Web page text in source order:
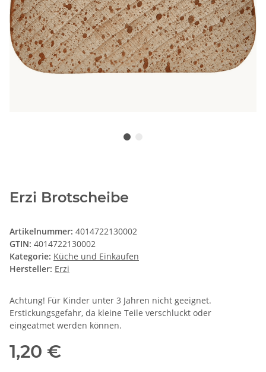
Erzi Brotscheibe
Artikelnummer: 4014722130002
GTIN: 4014722130002
Kategorie: Küche und Einkaufen
Hersteller: Erzi
Achtung! Für Kinder unter 3 Jahren nicht geeignet.
Erstickungsgefahr, da kleine Teile verschluckt oder
eingeatmet werden können.
1,20 €